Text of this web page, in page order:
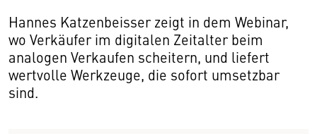
Hannes Katzenbeisser zeigt in dem Webinar,
wo Verkäufer im digitalen Zeitalter beim
analogen Verkaufen scheitern, und liefert
wertvolle Werkzeuge, die sofort umsetzbar
sind.